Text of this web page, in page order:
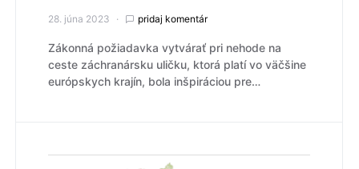
28. júna 2023 pridaj komentár
Zákonná požiadavka vytvárať pri nehode na
ceste záchranársku uličku, ktorá platí vo väčšine
európskych krajín, bola inšpiráciou pre…